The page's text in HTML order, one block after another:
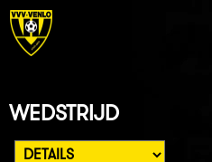
WEDSTRIJD